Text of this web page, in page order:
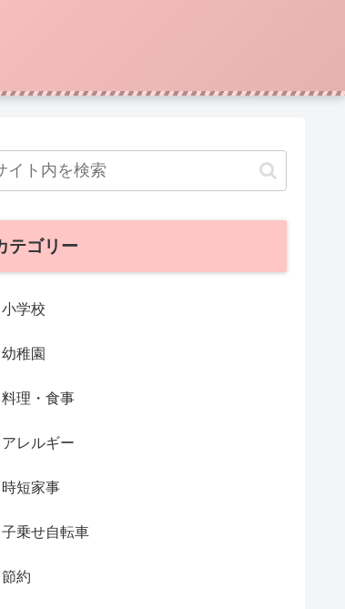
テゴリー
小学校
幼稚園
料理・食事
アレルギー
時短家事
子乗せ自転車
節約